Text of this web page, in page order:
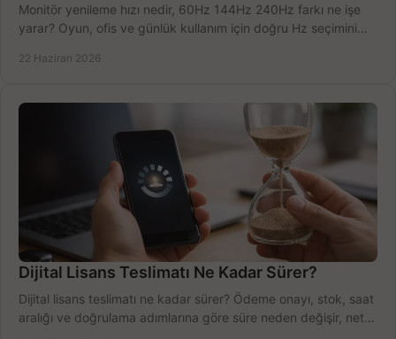
Monitör yenileme hızı nedir, 60Hz 144Hz 240Hz farkı ne işe
yarar? Oyun, ofis ve günlük kullanım için doğru Hz seçimini
22 Haziran 2026
Dijital Lisans Teslimatı Ne Kadar Sürer?
Dijital lisans teslimatı ne kadar sürer? Ödeme onayı, stok, saat
aralığı ve doğrulama adımlarına göre süre neden değişir, net